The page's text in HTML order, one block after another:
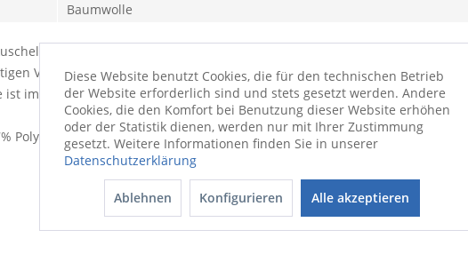
Wohndecke aus dem Hause
Die Decke erscheint in den
Verarbeitung und des modernen Designs macht die Decke zudem auf
im Schonwaschgang bei 30 Grad waschbar.
Polyester
Baumwolle
Diese Website benutzt Cookies, die für den technischen Betrieb
der Website erforderlich sind und stets gesetzt werden. Andere
Cookies, die den Komfort bei Benutzung dieser Website erhöhen
oder der Statistik dienen, werden nur mit Ihrer Zustimmung
gesetzt. Weitere Informationen finden Sie in unserer
Datenschutzerklärung
Ablehnen Konfigurieren Alle akzeptieren